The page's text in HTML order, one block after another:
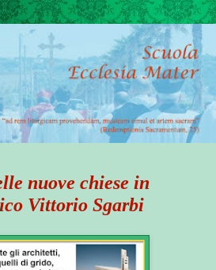
nuove chiese in
Vittorio Sgarbi